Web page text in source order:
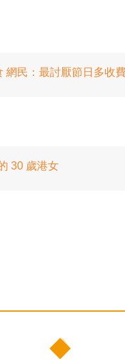
網民：最討厭節日多收
30 歲港女